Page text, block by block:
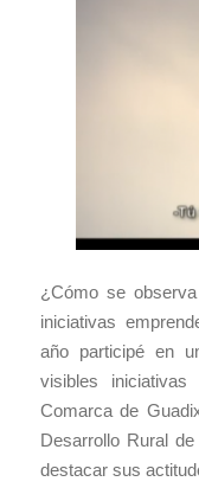
¿Cómo se
iniciativas
año participé en
visibles
Comarca de
Desarrollo Rural
destacar sus